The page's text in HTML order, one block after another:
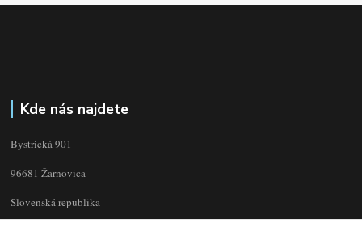
Kde nás najdete
Bystrická 901
96681 Žarnovica
Slovenská republika